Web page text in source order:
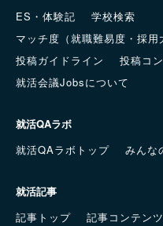
ES・体験記
学校検索
マッチ度（就職難易度・採用
投稿ガイドライン
投稿コ
就活会議Jobsについて
就活QAラボ
就活QAラボトップ
みんな
就活記事
記事トップ
記事コンテン